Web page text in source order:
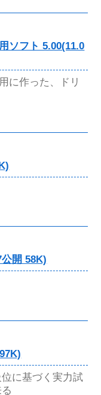
ソフト 5.00(11.0
に作った、ドリ
開 58K)
に基づく実力試